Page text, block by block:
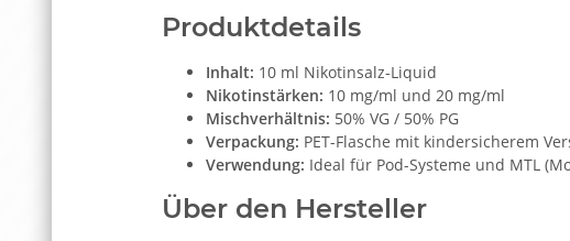
Produktdetails
Inhalt: 10 ml Nikotinsalz-Liquid
Nikotinstärken: 10 mg/ml und 20 mg/ml
Mischverhältnis: 50% VG / 50% PG
Verpackung: PET-Flasche mit kindersicherem
Verwendung: Ideal für Pod-Systeme und MTL
Über den Hersteller